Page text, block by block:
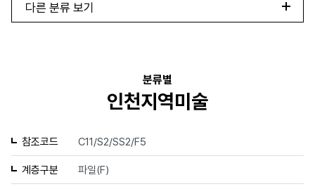
다른 분류 보기
분류별
인천지역미술
참조코드 C11/S2/SS2/F5
계층구분 파일(F)